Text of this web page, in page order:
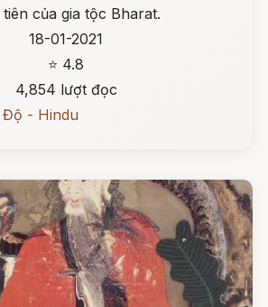
của gia tộc Bharat.
18-01-2021
⭐ 4.8
4,854 lượt đọc
Độ - Hindu